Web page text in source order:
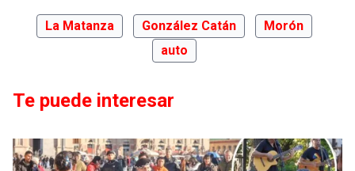
La Matanza González Catán
Morón
auto
Te puede interesar